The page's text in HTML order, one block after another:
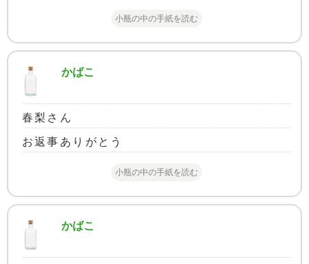
小瓶の中の手紙を読む
かばこ
春梨さん
お返事ありがとう
小瓶の中の手紙を読む
かばこ